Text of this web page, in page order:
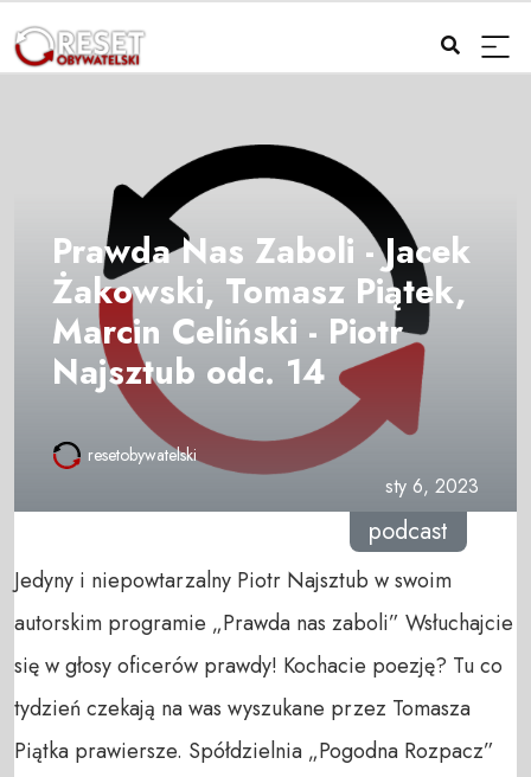
Prawda Nas Zaboli - Jacek
Żakowski, Tomasz Piątek,
Marcin Celiński - Piotr
Najsztub odc. 14
resetobywatelski
sty 6, 2023
podcast
Jedyny i niepowtarzalny Piotr Najsztub w swoim
autorskim programie „Prawda nas zaboli” Wsłuchajcie
się w głosy oficerów prawdy! Kochacie poezję? Tu co
tydzień czekają na was wyszukane przez Tomasza
Piątka prawiersze. Spółdzielnia „Pogodna Rozpacz”